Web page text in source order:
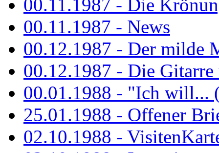
00.11.1987 - Die
00.11.1987 - News
00.12.1987 - Der milde
00.12.1987 - Die Gitarre
00.01.1988 - "Ich will...
25.01.1988 - Offener
02.10.1988 -